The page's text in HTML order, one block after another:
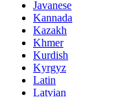
Javanese
Kannada
Kazakh
Khmer
Kurdish
Kyrgyz
Latin
Latvian